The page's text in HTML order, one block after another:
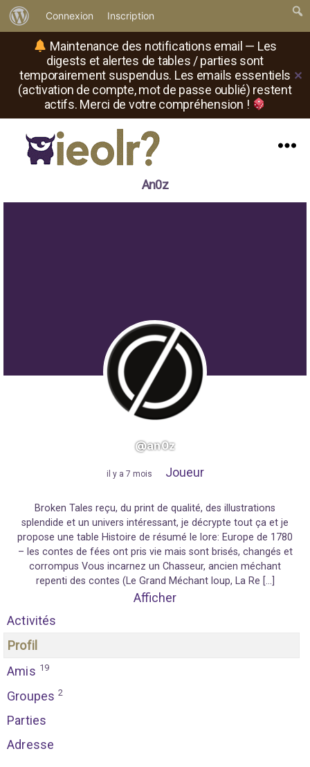
Maintenance des notifications email — Les
digests et alertes de tables / parties sont
temporairement suspendus. Les emails essentiels
(activation de compte, mot de passe oublié) restent
actifs. Merci de votre compréhension !
✕
propos
de
WordPress
Connexion Inscription
où
An0z
@an0z
il y a 7 mois Joueur
Broken Tales reçu, du print de qualité, des illustrations
splendide et un univers intéressant, je décrypte tout ça et je
propose une table Histoire de résumé le lore: Europe de 1780
– les contes de fées ont pris vie mais sont brisés, changés et
corrompus Vous incarnez un Chasseur, ancien méchant
repenti des contes (Le Grand Méchant loup, La Re […]
Afficher
Activités
Profil
Amis 19
Groupes 2
Parties
Adresse